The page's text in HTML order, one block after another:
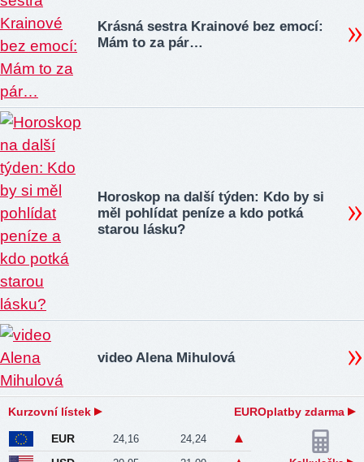
Krásná sestra Krainové bez emocí:
Mám to za pár…
Horoskop na další týden: Kdo by si
měl pohlídat peníze a kdo potká
starou lásku?
video Alena Mihulová
Kurzovní lístek EUROplatby zdarma
EUR 24,16 24,24